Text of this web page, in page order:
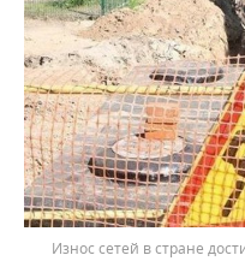
Износ сетей в стране